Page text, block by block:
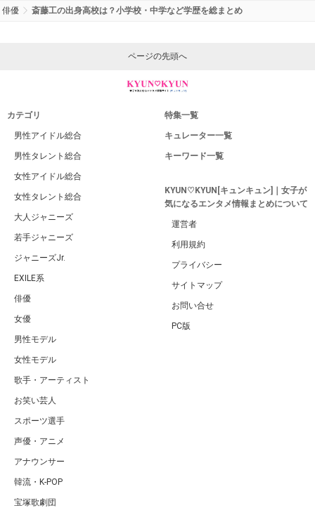
俳優 斎藤工の出身高校は？小学校・中学など学歴を総まとめ
ページの先頭へ
カテゴリ
男性アイドル総合
男性タレント総合
女性アイドル総合
女性タレント総合
大人ジャニーズ
若手ジャニーズ
ジャニーズJr.
EXILE系
俳優
女優
男性モデル
女性モデル
歌手・アーティスト
お笑い芸人
スポーツ選手
声優・アニメ
アナウンサー
韓流・K-POP
宝塚歌劇団
特集一覧
キュレーター一覧
キーワード一覧
KYUN♡KYUN[キュンキュン]｜女子が
気になるエンタメ情報まとめについて
運営者
利用規約
プライバシー
サイトマップ
お問い合せ
PC版